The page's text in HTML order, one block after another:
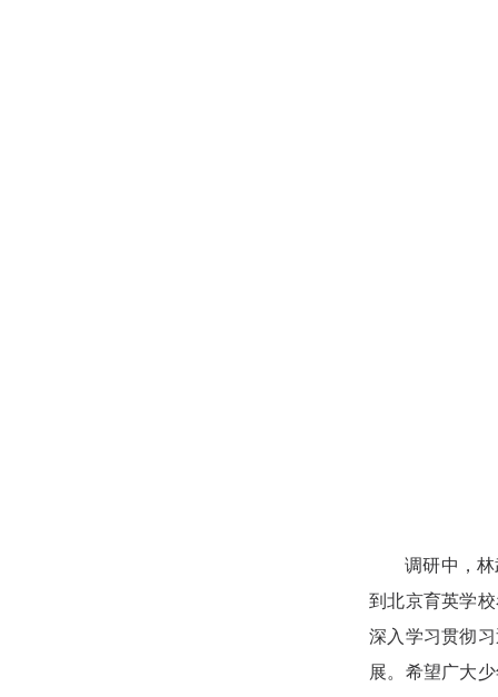
调研中，
到北京育英学
深入学习贯彻
展。希望广大